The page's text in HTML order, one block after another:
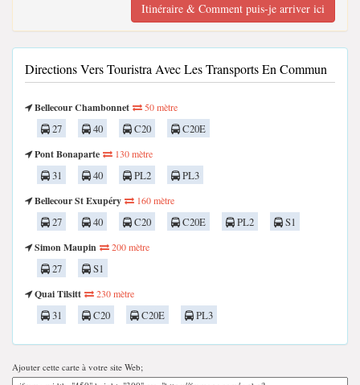
Itinéraire & Comment puis-je arriver ici
Directions Vers Touristra Avec Les Transports En Commun
Bellecour Chambonnet 50 mètre
27 40 C20
C20E
Pont Bonaparte
130 mètre
31 40 PL2
PL3
Bellecour St Exupéry
160 mètre
27 40 C20 C20E PL2
S1
Simon Maupin
200 mètre
27
S1
Quai Tilsitt
230 mètre
31 C20 C20E PL3
Ajouter cette carte à votre site Web;